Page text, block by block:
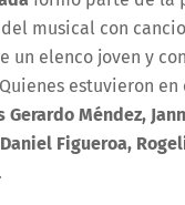
musical con
un elenco joven y
estuvieron en
Gerardo Méndez,
Figueroa,
.